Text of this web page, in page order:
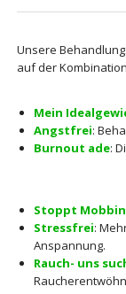
Unsere
auf der
Mein
Angstfrei:
Burnout ade:
Stoppt
Stressfrei:
Anspannung.
Rauch- uns